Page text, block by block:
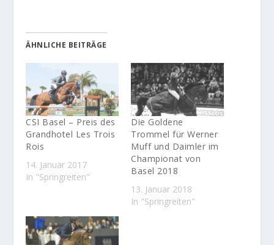
ÄHNLICHE BEITRÄGE
CSI Basel – Preis des
Grandhotel Les Trois
Rois
14. Januar 2017
In "Springreiten"
Die Goldene
Trommel für Werner
Muff und Daimler im
Championat von
Basel 2018
13. Januar 2018
In "Springreiten"